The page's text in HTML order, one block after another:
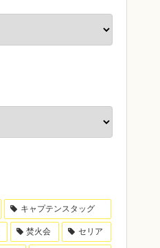
キャプテンスタッグ
焚火会 セリア